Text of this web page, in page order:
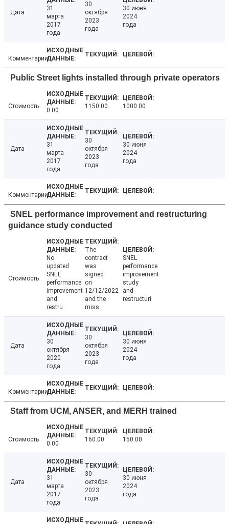
Дата
31
марта
2017
года
30
октября
2023
года
30 июня
2024
года
Комментарии
Public Street lights installed through private operators
Стоимость
0.00
1150.00 1000.00
Дата
31
марта
2017
года
30
октября
2023
года
30 июня
2024
года
Комментарии
SNEL performance improvement and restructuring
guidance study conducted
Стоимость
No
updated
SNEL
performance
improvement
and
restru
The
contract
was
signed
on
12/12/2022
and the
miss
SNEL
performance
improvement
study
and
restructuri
Дата
30
октября
2020
года
30
октября
2023
года
30 июня
2024
года
Комментарии
Staff from UCM, ANSER, and MERH trained
Стоимость
0.00
160.00 150.00
Дата
31
марта
2017
года
30
октября
2023
года
30 июня
2024
года